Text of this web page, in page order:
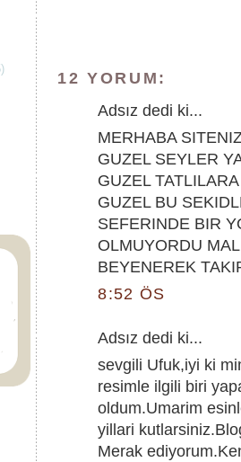
12 YORUM:
Adsız dedi ki...
MERHABA
GUZEL SEYLER
GUZEL
GUZEL BU
SEFERINDE BIR
OLMUYORDU
BEYENEREK
8:52 ÖS
Adsız dedi ki...
sevgili Ufuk,iyi ki
resimle ilgili biri
oldum.Umarim
yillari
Merak